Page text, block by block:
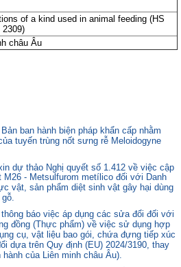
of a kind used in animal feeding (HS
2309)
châu Âu
ban hành biện pháp khẩn cấp nhằm
tuyến trùng nốt sưng rễ Meloidogyne
dự thảo Nghị quyết số 1.412 về việc cập
M26 - Metsulfurom metílico đối với Danh
vật, sản phẩm diệt sinh vật gây hại dùng
báo việc áp dụng các sửa đổi đối với
đồng (Thực phẩm) về việc sử dụng hợp
cụ, vật liệu bao gói, chứa đựng tiếp xúc
dựa trên Quy định (EU) 2024/3190, thay
của Liên minh châu Âu).